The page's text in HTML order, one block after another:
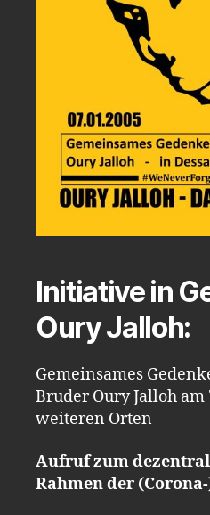
Initiative in
Oury Jalloh:
Gemeinsames
Bruder Oury Jalloh am
weiteren Orten
Aufruf zum
Rahmen der